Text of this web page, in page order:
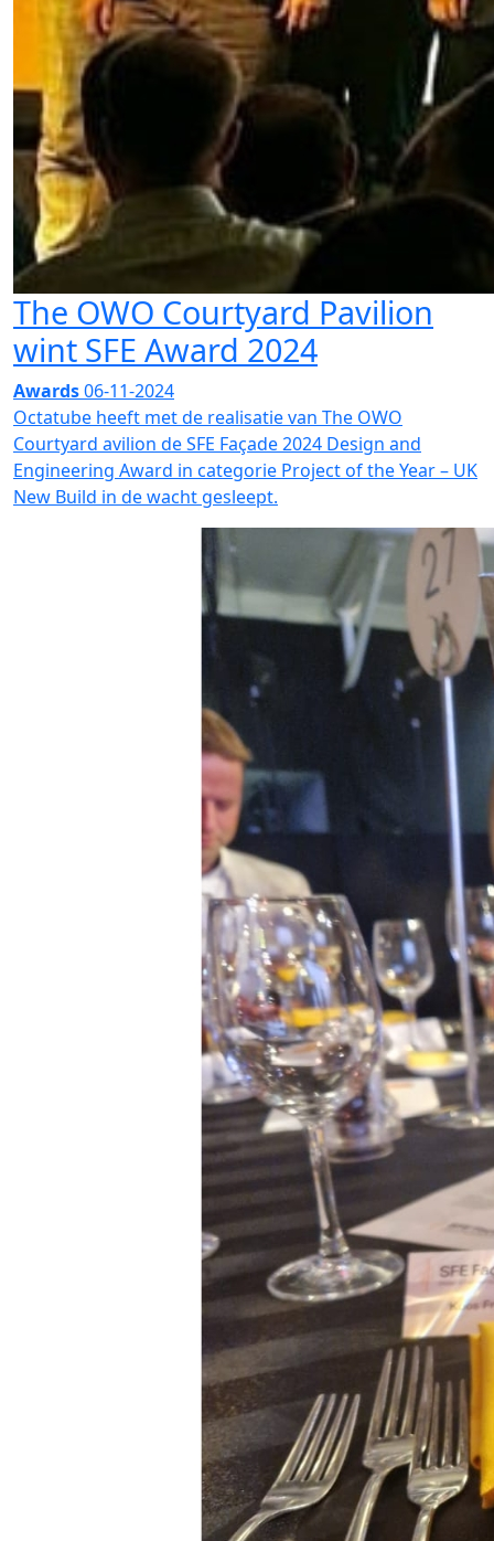
The OWO Courtyard Pavilion
wint SFE Award 2024
Awards06-11-2024
Octatube heeft met de realisatie van The OWO
Courtyard avilion de SFE Façade 2024 Design and
Engineering Award in categorie Project of the Year – UK
New Build in de wacht gesleept.